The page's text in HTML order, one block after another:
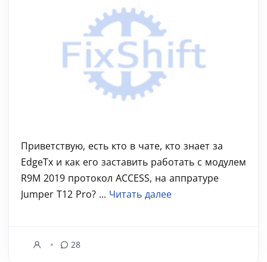
Приветствую, есть кто в чате, кто знает за
EdgeTx и как его заставить работать с модулем
R9M 2019 протокол ACCESS, на аппратуре
Jumper T12 Pro? ... Читать далее
28